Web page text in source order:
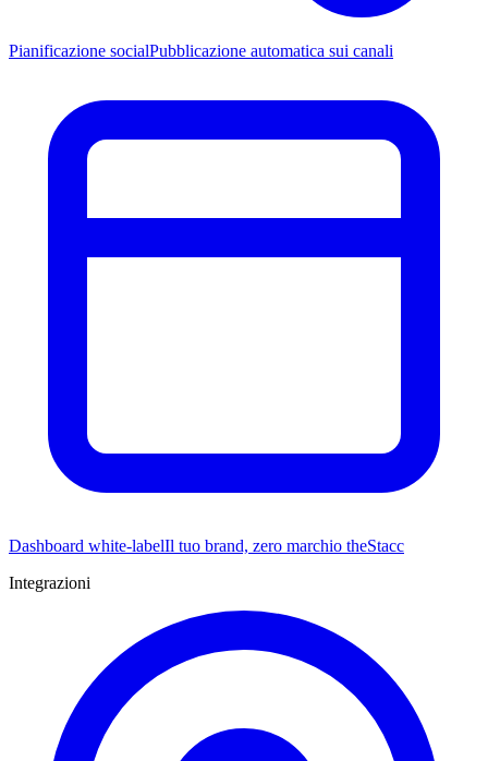
Pianificazione socialPubblicazione automatica sui canali
Dashboard white-labelIl tuo brand, zero marchio theStacc
Integrazioni